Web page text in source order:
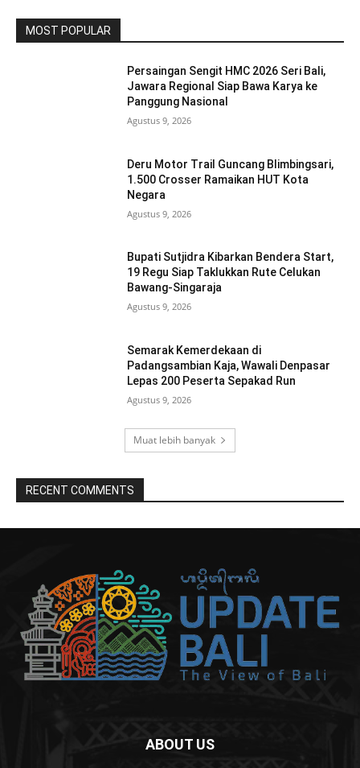
MOST POPULAR
Persaingan Sengit HMC 2026 Seri Bali,
Jawara Regional Siap Bawa Karya ke
Panggung Nasional
Agustus 9, 2026
Deru Motor Trail Guncang Blimbingsari,
1.500 Crosser Ramaikan HUT Kota
Negara
Agustus 9, 2026
Bupati Sutjidra Kibarkan Bendera Start,
19 Regu Siap Taklukkan Rute Celukan
Bawang-Singaraja
Agustus 9, 2026
Semarak Kemerdekaan di
Padangsambian Kaja, Wawali Denpasar
Lepas 200 Peserta Sepakad Run
Agustus 9, 2026
Muat lebih banyak
RECENT COMMENTS
ABOUT US